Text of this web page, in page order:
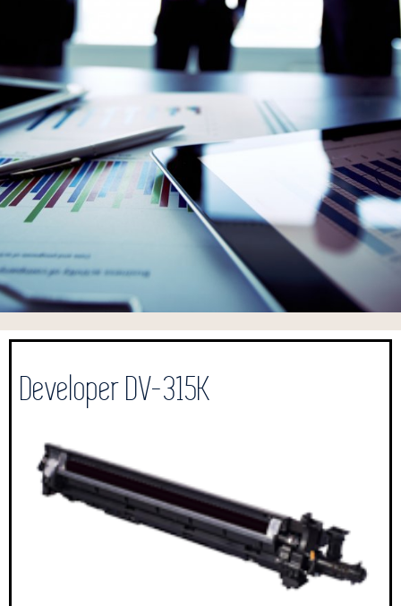
Developer DV-315K